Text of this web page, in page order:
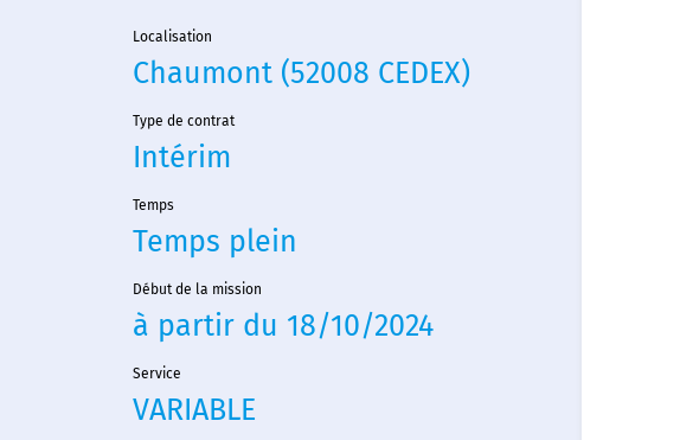
Localisation
Chaumont (52008 CEDEX)
Type de contrat
Intérim
Temps
Temps plein
Début de la mission
à partir du 18/10/2024
Service
VARIABLE